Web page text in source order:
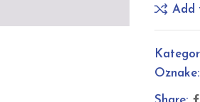
Add
Oznake: